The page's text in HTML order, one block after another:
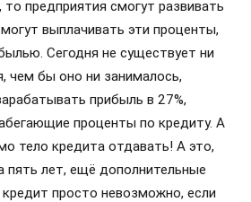
то предприятия смогут развивать
выплачивать эти проценты,
Сегодня не существует ни
чем бы оно ни занималось,
прибыль в 27%,
проценты по кредиту. А
тело кредита отдавать! А это,
пять лет, ещё дополнительные
просто невозможно, если